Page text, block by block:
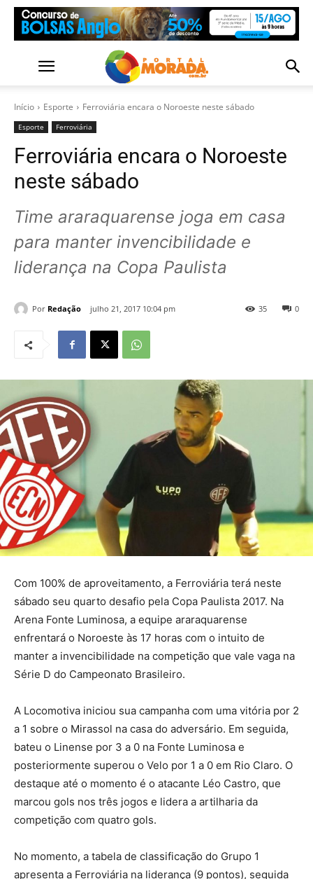
Início Esporte Ferroviária encara o Noroeste neste sábado
Esporte Ferroviária
Ferroviária encara o Noroeste
neste sábado
Time araraquarense joga em casa
para manter invencibilidade e
liderança na Copa Paulista
Por Redação julho 21, 2017 10:04 pm 0
35
Com 100% de aproveitamento, a Ferroviária terá neste
sábado seu quarto desafio pela Copa Paulista 2017. Na
Arena Fonte Luminosa, a equipe araraquarense
enfrentará o Noroeste às 17 horas com o intuito de
manter a invencibilidade na competição que vale vaga na
Série D do Campeonato Brasileiro.
A Locomotiva iniciou sua campanha com uma vitória por 2
a 1 sobre o Mirassol na casa do adversário. Em seguida,
bateu o Linense por 3 a 0 na Fonte Luminosa e
posteriormente superou o Velo por 1 a 0 em Rio Claro. O
destaque até o momento é o atacante Léo Castro, que
marcou gols nos três jogos e lidera a artilharia da
competição com quatro gols.
No momento, a tabela de classificação do Grupo 1
apresenta a Ferroviária na liderança (9 pontos), seguida